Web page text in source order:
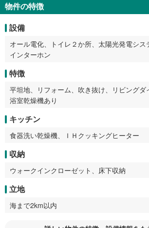
物件の特徴
設備
オール電化、トイレ２か所、太陽光発電シ
インターホン
特徴
平坦地、リフォーム、吹き抜け、リビングダ
浴室乾燥機あり
キッチン
食器洗い乾燥機、ＩＨクッキングヒーター
収納
ウォークインクローゼット、床下収納
立地
海まで2km以内